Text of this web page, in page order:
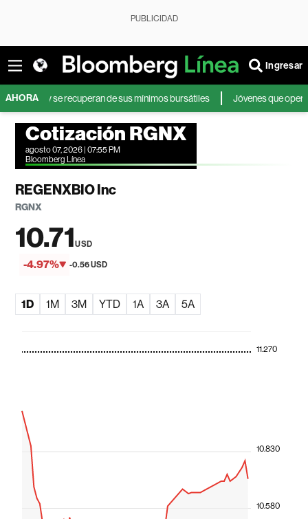
PUBLICIDAD
Ingresar
AHORA
y se recuperan de sus mínimos bursátiles Jóvenes que operan en
Cotización RGNX
agosto 07, 2026 | 07:55 PM
Bloomberg Línea
REGENXBIO Inc
RGNX
10.71USD
-4.97% -0.56 USD
1D 1M 3M YTD 1A 3A 5A
10.580
10.830
11.270